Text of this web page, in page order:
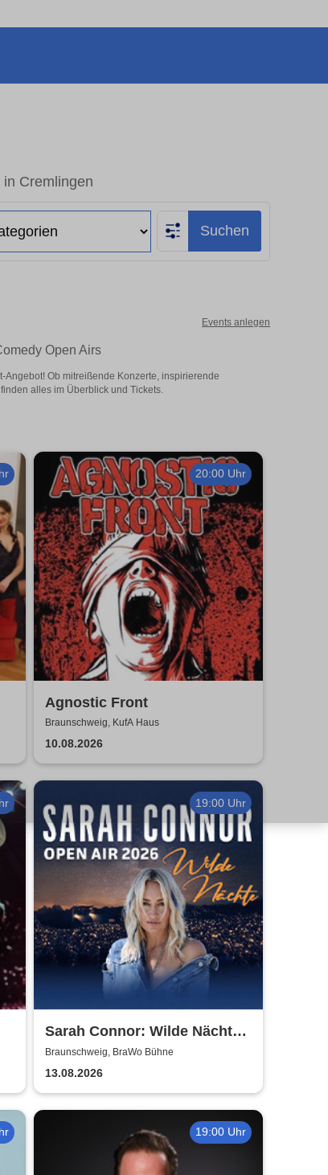
Cremlingen
Suchen
Events anlegen
Open Airs
Ob mitreißende Konzerte, inspirierende
alles im Überblick und Tickets.
20:00 Uhr
Agnostic Front
Braunschweig, KufA Haus
10.08.2026
19:00 Uhr
Sarah Connor: Wilde Nächte -
Open Air 2026
Braunschweig, BraWo Bühne
13.08.2026
19:00 Uhr